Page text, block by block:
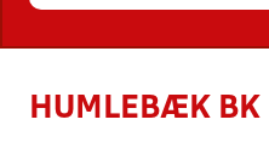
HUMLEBÆK